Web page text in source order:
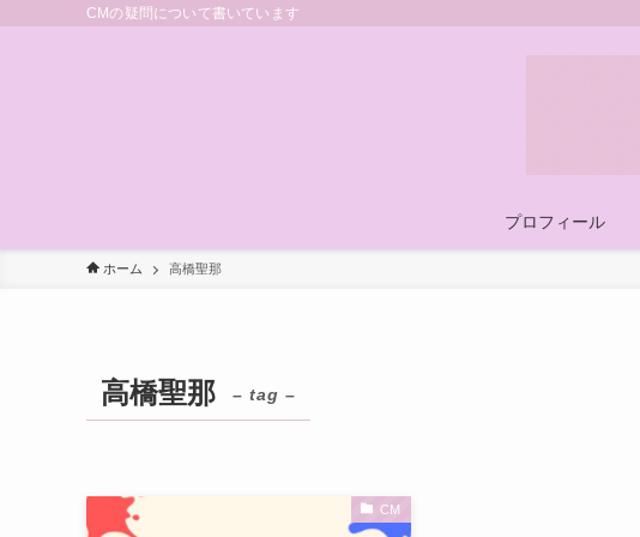
CMの疑問について書いています
プロフィール
ホーム 高橋聖那
高橋聖那 – tag –
CM